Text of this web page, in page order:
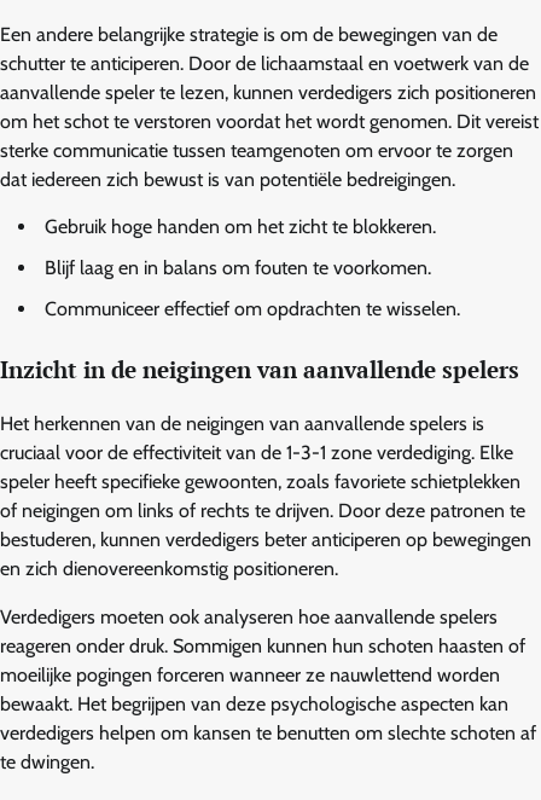
Een andere belangrijke strategie is om de bewegingen van de
schutter te anticiperen. Door de lichaamstaal en voetwerk van de
aanvallende speler te lezen, kunnen verdedigers zich positioneren
om het schot te verstoren voordat het wordt genomen. Dit vereist
sterke communicatie tussen teamgenoten om ervoor te zorgen
dat iedereen zich bewust is van potentiële bedreigingen.
Gebruik hoge handen om het zicht te blokkeren.
Blijf laag en in balans om fouten te voorkomen.
Communiceer effectief om opdrachten te wisselen.
Inzicht in de neigingen van aanvallende spelers
Het herkennen van de neigingen van aanvallende spelers is
cruciaal voor de effectiviteit van de 1-3-1 zone verdediging. Elke
speler heeft specifieke gewoonten, zoals favoriete schietplekken
of neigingen om links of rechts te drijven. Door deze patronen te
bestuderen, kunnen verdedigers beter anticiperen op bewegingen
en zich dienovereenkomstig positioneren.
Verdedigers moeten ook analyseren hoe aanvallende spelers
reageren onder druk. Sommigen kunnen hun schoten haasten of
moeilijke pogingen forceren wanneer ze nauwlettend worden
bewaakt. Het begrijpen van deze psychologische aspecten kan
verdedigers helpen om kansen te benutten om slechte schoten af
te dwingen.